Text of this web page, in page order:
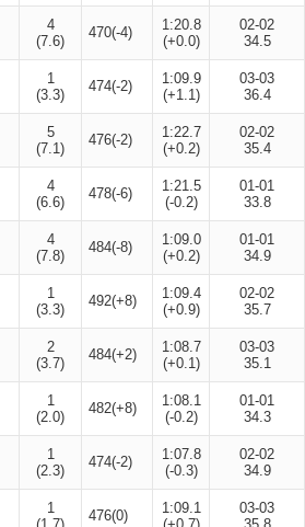
4
(7.6)
470(-4)
1:20.8
(+0.0)
02-02
34.5
1
(3.3)
474(-2)
1:09.9
(+1.1)
03-03
36.4
5
(7.1)
476(-2)
1:22.7
(+0.2)
02-02
35.4
4
(6.6)
478(-6)
1:21.5
(-0.2)
01-01
33.8
4
(7.8)
484(-8)
1:09.0
(+0.2)
01-01
34.9
1
(3.3)
492(+8)
1:09.4
(+0.9)
02-02
35.7
2
(3.7)
484(+2)
1:08.7
(+0.1)
03-03
35.1
1
(2.0)
482(+8)
1:08.1
(-0.2)
01-01
34.3
1
(2.3)
474(-2)
1:07.8
(-0.3)
02-02
34.9
1
476(0)
1:09.1
03-03